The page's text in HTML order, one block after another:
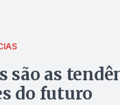
são as
do futuro